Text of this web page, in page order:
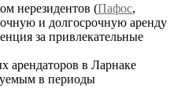
нерезидентов (Пафос,
и долгосрочную аренду
за привлекательные
арендаторов в Ларнаке
в периоды